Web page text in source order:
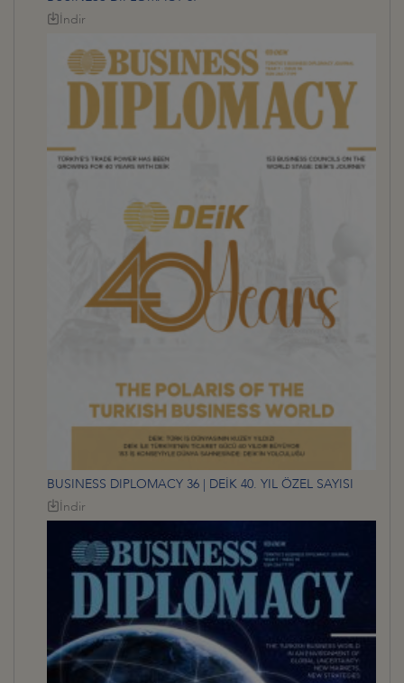
İndir
BUSINESS DIPLOMACY 36 | DEİK 40. YIL ÖZEL SAYISI
İndir